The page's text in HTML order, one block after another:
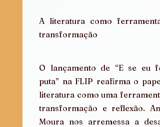
A literatura como ferramenta
transformação
O lançamento de “E se eu
puta” na FLIP reafirma o
literatura como uma
transformação e reflexão.
Moura nos arremessa a